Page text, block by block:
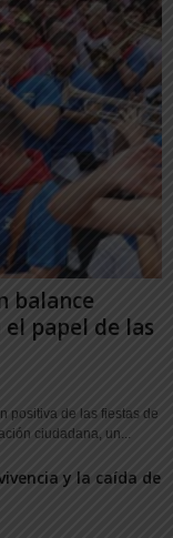
balance
papel de las
positiva de las fiestas de
ciudadana, un...
y la caída de